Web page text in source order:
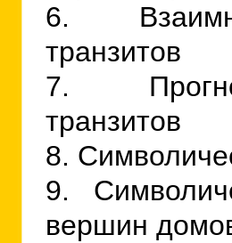
6.
транзитов
7.
транзитов
8.
9.
вершин